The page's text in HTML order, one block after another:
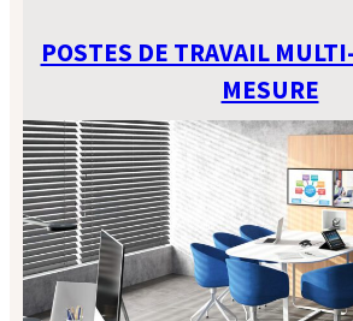
POSTES DE TRAVAIL
MESURE